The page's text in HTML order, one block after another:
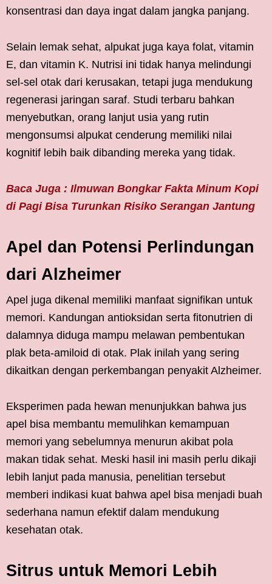
konsentrasi dan daya ingat dalam jangka panjang.
Selain lemak sehat, alpukat juga kaya folat, vitamin
E, dan vitamin K. Nutrisi ini tidak hanya melindungi
sel-sel otak dari kerusakan, tetapi juga mendukung
regenerasi jaringan saraf. Studi terbaru bahkan
menyebutkan, orang lanjut usia yang rutin
mengonsumsi alpukat cenderung memiliki nilai
kognitif lebih baik dibanding mereka yang tidak.
Baca Juga : Ilmuwan Bongkar Fakta Minum Kopi
di Pagi Bisa Turunkan Risiko Serangan Jantung
Apel dan Potensi Perlindungan
dari Alzheimer
Apel juga dikenal memiliki manfaat signifikan untuk
memori. Kandungan antioksidan serta fitonutrien di
dalamnya diduga mampu melawan pembentukan
plak beta-amiloid di otak. Plak inilah yang sering
dikaitkan dengan perkembangan penyakit Alzheimer.
Eksperimen pada hewan menunjukkan bahwa jus
apel bisa membantu memulihkan kemampuan
memori yang sebelumnya menurun akibat pola
makan tidak sehat. Meski hasil ini masih perlu dikaji
lebih lanjut pada manusia, penelitian tersebut
memberi indikasi kuat bahwa apel bisa menjadi buah
sederhana namun efektif dalam mendukung
kesehatan otak.
Sitrus untuk Memori Lebih